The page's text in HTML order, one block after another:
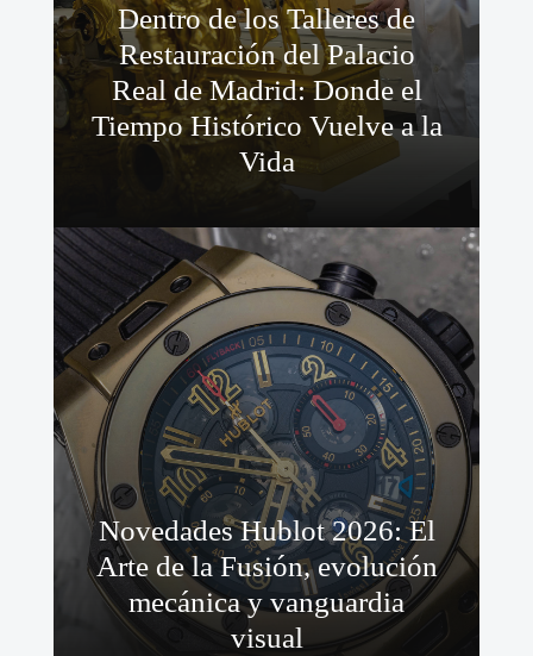
Dentro de los Talleres de
Restauración del Palacio
Real de Madrid: Donde el
Tiempo Histórico Vuelve a la
Vida
Novedades Hublot 2026: El
Arte de la Fusión, evolución
mecánica y vanguardia
visual